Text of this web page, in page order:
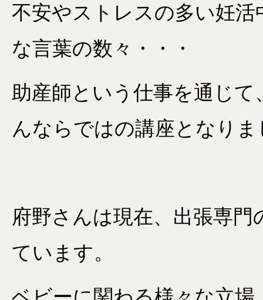
不安やストレスの多い妊
な言葉の数々・・・
助産師という仕事を通じ
んならではの講座となりま
府野さんは現在、出張専
ています。